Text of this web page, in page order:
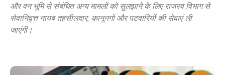
और वन भूमि से संबंधित अन्य मामलों को सुलझाने के लिए राजस्व विभाग से
सेवानिवृत्त नायब तहसीलदार, कानूनगो और पटवारियों की सेवाएं ली
जाएंगी।